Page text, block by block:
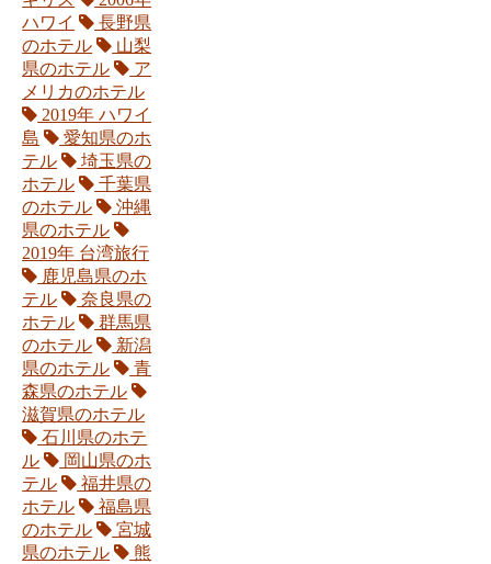
ハワイ
長野県
のホテル
山梨
県のホテル
ア
メリカのホテル
2019年 ハワイ
島
愛知県のホ
テル
埼玉県の
ホテル
千葉県
のホテル
沖縄
県のホテル
2019年 台湾旅行
鹿児島県のホ
テル
奈良県の
ホテル
群馬県
のホテル
新潟
県のホテル
青
森県のホテル
滋賀県のホテル
石川県のホテ
ル
岡山県のホ
テル
福井県の
ホテル
福島県
のホテル
宮城
県のホテル
熊